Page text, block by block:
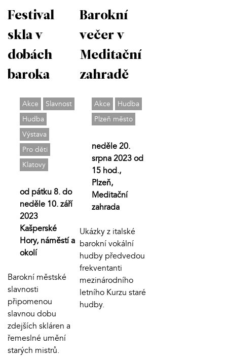
Festival
skla v
dobách
baroka
Akce
Slavnost
Hudba
Výstava
Pro děti
Klatovy
od pátku 8. do
neděle 10. září
2023
Kašperské
Hory, náměstí a
okolí
Barokní městské
slavnosti
připomenou
slavnou dobu
zdejších skláren a
řemeslné umění
starých mistrů.
Barokní
večer v
Meditační
zahradě
Akce
Hudba
Plzeň město
neděle 20.
srpna 2023 od
15 hod.,
Plzeň,
Meditační
zahrada
Ukázky z italské
barokní vokální
hudby předvedou
frekventanti
mezinárodního
letního Kurzu staré
hudby.